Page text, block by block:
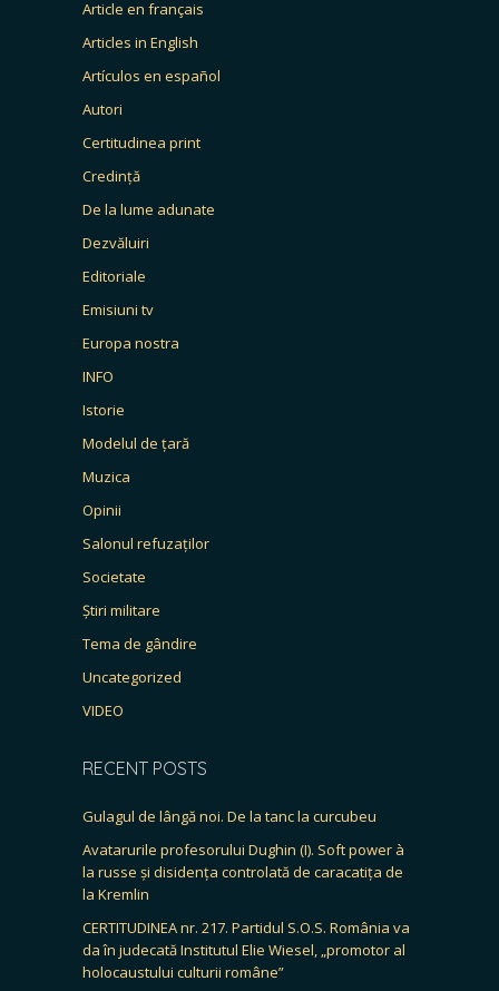
Article en français
Articles in English
Artículos en español
Autori
Certitudinea print
Credință
De la lume adunate
Dezvăluiri
Editoriale
Emisiuni tv
Europa nostra
INFO
Istorie
Modelul de țară
Muzica
Opinii
Salonul refuzaților
Societate
Știri militare
Tema de gândire
Uncategorized
VIDEO
RECENT POSTS
Gulagul de lângă noi. De la tanc la curcubeu
Avatarurile profesorului Dughin (I). Soft power à
la russe și disidența controlată de caracatița de
la Kremlin
CERTITUDINEA nr. 217. Partidul S.O.S. România va
da în judecată Institutul Elie Wiesel, „promotor al
holocaustului culturii române”